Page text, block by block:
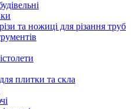
та ножиці для різання труб
плитки та скла